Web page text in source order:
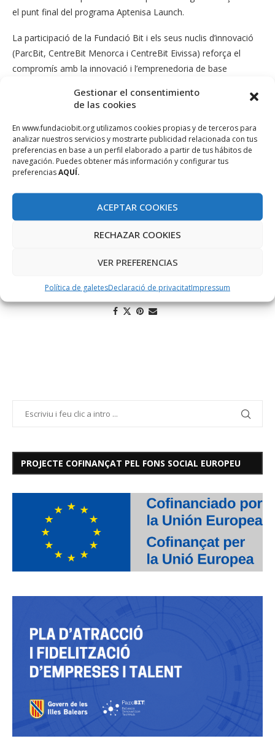
Gestionar el consentimiento
de las cookies
En www.fundaciobit.org utilizamos cookies propias y de terceros para
analizar nuestros servicios y mostrarte publicidad relacionada con tus
preferencias en base a un perfil elaborado a partir de tus hábitos de
navegación. Puedes obtener más información y configurar tus
preferenciasAQUÍ.
ACEPTAR COOKIES
RECHAZAR COOKIES
VER PREFERENCIAS
Política de galetesDeclaració de privacitatImpressum
el punt final del programa Aptenisa Launch.
La participació de la Fundació Bit i els seus nuclis d’innovació
(ParcBit, CentreBit Menorca i CentreBit Eivissa) reforça el
compromís amb la innovació i l’emprenedoria de base
parcs científics i tecnològics que, coordinats per APTE,
territori nacional en aquesta nova edició.
La Fundació Bit participa en aquest programa en el marc del
pla d’impuls del ParcBit i del CentreBit Menorca, a través del
és el de la innovació tecnològica.
PROJECTE COFINANÇAT PEL FONS SOCIAL EUROPEU